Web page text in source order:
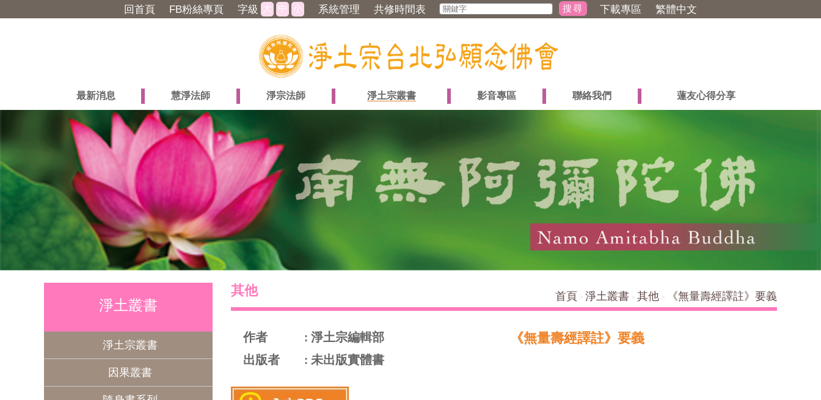
回首頁 FB粉絲專頁 字級 大 中 小 系統管理 共修時間表 下載專區 繁體中文
最新消息 慧淨法師 淨宗法師 淨土宗叢書 影音專區 聯絡我們 蓮友心得分享
首頁 淨土叢書 其他 《無量壽經譯註》要義
淨土叢書
淨土宗叢書
因果叢書
其他
《無量壽經譯註》要義
作者
淨土宗編輯部
出版者
未出版實體書